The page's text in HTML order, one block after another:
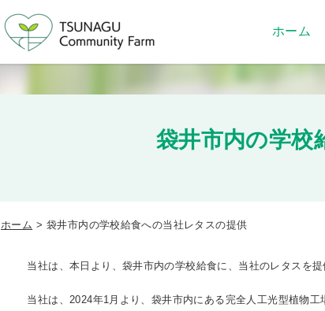
ホーム
袋井市内の学校
ホーム 袋井市内の学校給食への当社レタスの提供
当社は、本日より、袋井市内の学校給食に、当社のレタスを
当社は、2024年1月より、袋井市内にある完全人工光型植物